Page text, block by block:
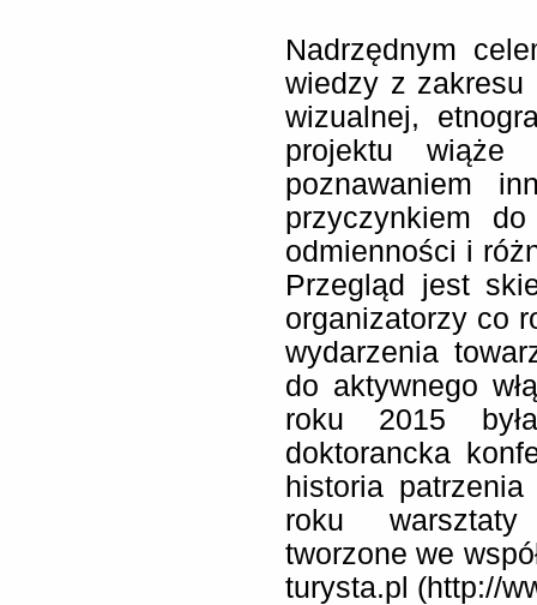
Nadrzędnym
wiedzy z zakresu
wizualnej,
projektu wiąże
poznawaniem
przyczynkiem
odmienności i
Przegląd jest
organizatorzy co
wydarzenia
do aktywnego
roku 2015
doktorancka
historia
roku warsztaty
tworzone we
turysta.pl (http://